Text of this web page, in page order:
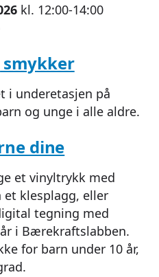
kl. 12:00-14:00
smykker
i underetasjen på
og unge i alle aldre.
dine
et vinyltrykk med
klesplagg, eller
tegning med
i Bærekraftslabben.
for barn under 10 år,